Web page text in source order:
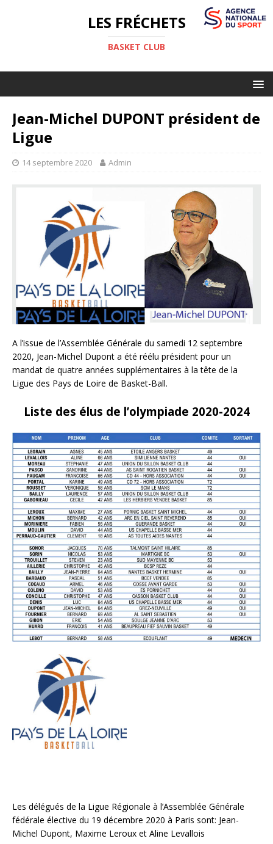
LES FRÉCHETS
BASKET CLUB
Jean-Michel DUPONT président de
Ligue
14 septembre 2020 Admin
A l’issue de l’Assemblée Générale du samedi 12 septembre
2020, Jean-Michel Dupont a été réélu président pour un
mandat de quatre années supplémentaires à la tête de la
Ligue des Pays de Loire de Basket-Ball.
Liste des élus de l’olympiade 2020-2024
Les délégués de la Ligue Régionale à l’Assemblée Générale
fédérale élective du 19 décembre 2020 à Paris sont: Jean-
Michel Dupont, Maxime Leroux et Aline Levallois